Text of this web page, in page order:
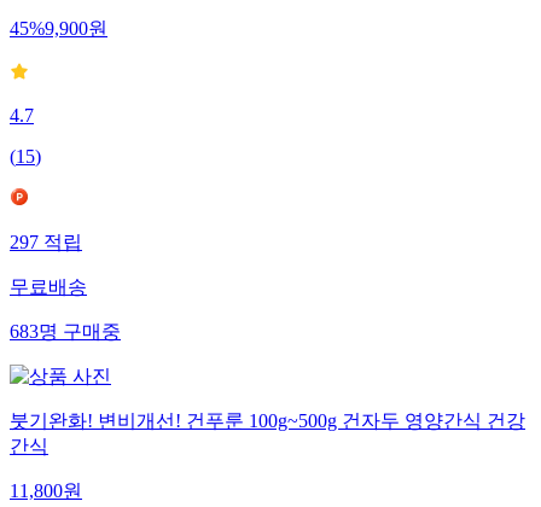
45%9,900원
4.7
(15)
297적립
무료배송
683명구매중
붓기완화! 변비개선! 건푸룬 100g~500g 건자두 영양간식 건강
간식
11,800원